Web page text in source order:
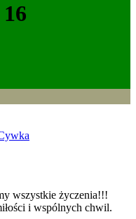
wszystkie życzenia!!!
i wspólnych chwil.